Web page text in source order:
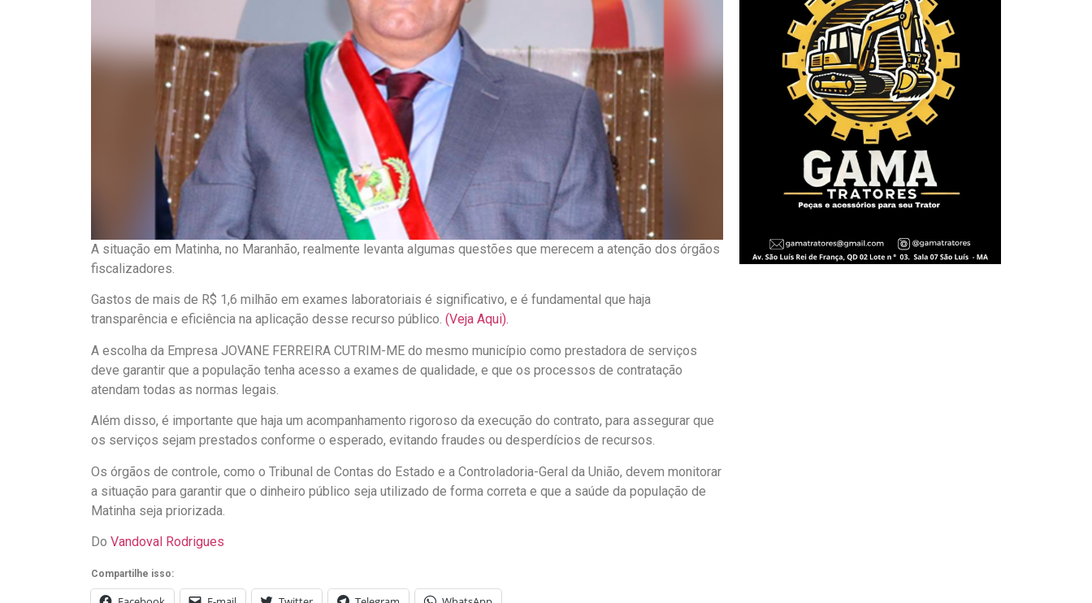
A situação em Matinha, no Maranhão, realmente levanta algumas questões que merecem a atenção dos órgãos
fiscalizadores.
Gastos de mais de R$ 1,6 milhão em exames laboratoriais é significativo, e é fundamental que haja
transparência e eficiência na aplicação desse recurso público. (Veja Aqui).
A escolha da Empresa JOVANE FERREIRA CUTRIM-ME do mesmo município como prestadora de serviços
deve garantir que a população tenha acesso a exames de qualidade, e que os processos de contratação
atendam todas as normas legais.
Além disso, é importante que haja um acompanhamento rigoroso da execução do contrato, para assegurar que
os serviços sejam prestados conforme o esperado, evitando fraudes ou desperdícios de recursos.
Os órgãos de controle, como o Tribunal de Contas do Estado e a Controladoria-Geral da União, devem monitorar
a situação para garantir que o dinheiro público seja utilizado de forma correta e que a saúde da população de
Matinha seja priorizada.
Do Vandoval Rodrigues
Compartilhe isso: